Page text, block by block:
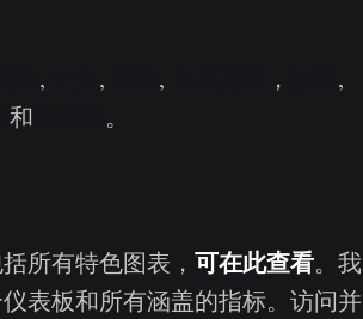
, , , ，
,
和 。
所有特色图表， 可在此查看。我
表板和所有涵盖的指标。访问并